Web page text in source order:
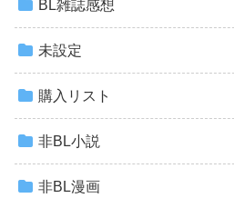
BL雑誌感想
未設定
購入リスト
非BL小説
非BL漫画